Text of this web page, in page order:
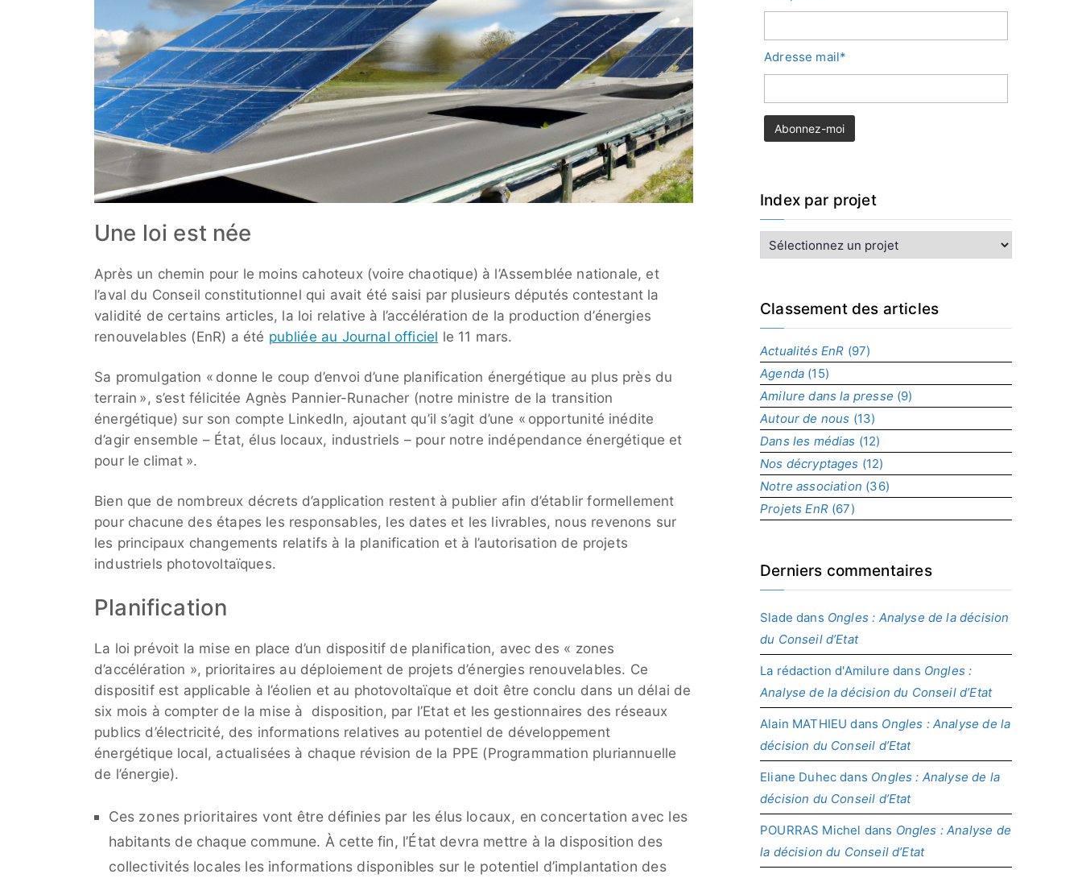
Une loi est née
Après un chemin pour le moins cahoteux (voire chaotique) à l’Assemblée nationale, et
l’aval du Conseil constitutionnel qui avait été saisi par plusieurs députés contestant la
validité de certains articles, la loi relative à l’accélération de la production d’énergies
renouvelables (EnR) a été publiée au Journal officiel le 11 mars.
Sa promulgation « donne le coup d’envoi d’une planification énergétique au plus près du
terrain », s’est félicitée Agnès Pannier-Runacher (notre ministre de la transition
énergétique) sur son compte LinkedIn, ajoutant qu’il s’agit d’une « opportunité inédite
d’agir ensemble – État, élus locaux, industriels – pour notre indépendance énergétique et
pour le climat ».
Bien que de nombreux décrets d’application restent à publier afin d’établir formellement
pour chacune des étapes les responsables, les dates et les livrables, nous revenons sur
les principaux changements relatifs à la planification et à l’autorisation de projets
industriels photovoltaïques.
Planification
La loi prévoit la mise en place d’un dispositif de planification, avec des « zones
d’accélération », prioritaires au déploiement de projets d’énergies renouvelables. Ce
dispositif est applicable à l’éolien et au photovoltaïque et doit être conclu dans un délai de
six mois à compter de la mise à disposition, par l’Etat et les gestionnaires des réseaux
publics d’électricité, des informations relatives au potentiel de développement
énergétique local, actualisées à chaque révision de la PPE (Programmation pluriannuelle
de l’énergie).
Ces zones prioritaires vont être définies par les élus locaux, en concertation avec les
habitants de chaque commune. À cette fin, l’État devra mettre à la disposition des
collectivités locales les informations disponibles sur le potentiel d’implantation des
Adresse mail*
Index par projet
n
x
r
p
r
o
j
e
t
Classement des articles
Actualités EnR (97)
Agenda (15)
Amilure dans la presse (9)
Autour de nous (13)
Dans les médias (12)
Nos décryptages (12)
Notre association (36)
Projets EnR(67)
Derniers commentaires
Slade dans Ongles : Analyse de la décision
du Conseil d’Etat
La rédaction d'Amilure dans Ongles :
Analyse de la décision du Conseil d’Etat
Alain MATHIEU dans Ongles : Analyse de la
décision du Conseil d’Etat
Eliane Duhec dans Ongles : Analyse de la
décision du Conseil d’Etat
POURRAS Michel dans Ongles : Analyse de
la décision du Conseil d’Etat